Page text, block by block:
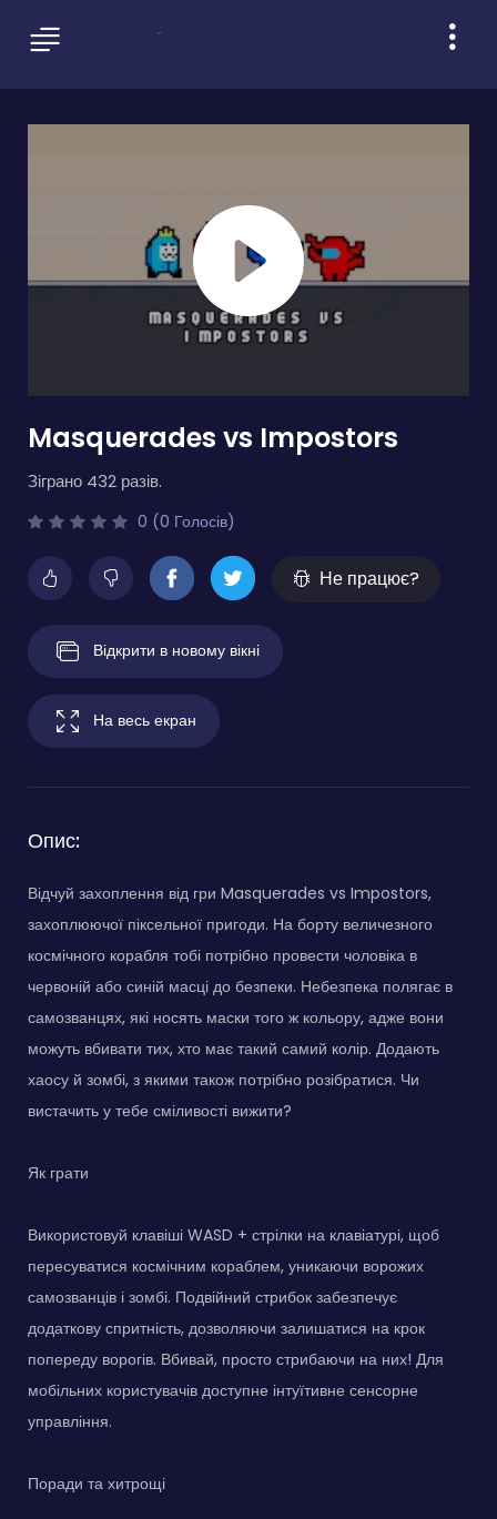
Masquerades vs Impostors
Зіграно 432 разів.
0 (0 Голосів)
Не працює?
Відкрити в новому вікні
На весь екран
Опис:
Відчуй захоплення від гри Masquerades vs Impostors,
захоплюючої піксельної пригоди. На борту величезного
космічного корабля тобі потрібно провести чоловіка в
червоній або синій масці до безпеки. Небезпека полягає в
самозванцях, які носять маски того ж кольору, адже вони
можуть вбивати тих, хто має такий самий колір. Додають
хаосу й зомбі, з якими також потрібно розібратися. Чи
вистачить у тебе сміливості вижити?
Як грати
Використовуй клавіші WASD + стрілки на клавіатурі, щоб
пересуватися космічним кораблем, уникаючи ворожих
самозванців і зомбі. Подвійний стрибок забезпечує
додаткову спритність, дозволяючи залишатися на крок
попереду ворогів. Вбивай, просто стрибаючи на них! Для
мобільних користувачів доступне інтуїтивне сенсорне
управління.
Поради та хитрощі